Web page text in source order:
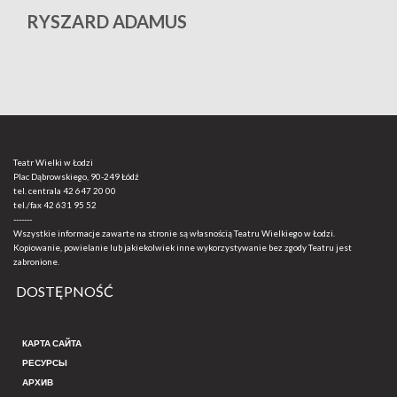
Ś W
RYSZARD ADAMUS
Teatr Wielki w Łodzi
Plac Dąbrowskiego, 90-249 Łódź
tel. centrala 42 647 20 00
tel./fax42 631 95 52
-------
Wszystkie informacje zawarte na stronie są własnością Teatru Wielkiego w Łodzi.
Kopiowanie, powielanie lub jakiekolwiek inne wykorzystywanie bez zgody Teatru jest
zabronione.
DOSTĘPNOŚĆ
КАРТА САЙТА
РЕСУРСЫ
АРХИВ